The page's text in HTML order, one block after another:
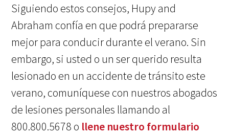
Siguiendo estos consejos, Hupy and
Abraham confía en que podrá prepararse
mejor para conducir durante el verano. Sin
embargo, si usted o un ser querido resulta
lesionado en un accidente de tránsito este
verano, comuníquese con nuestros abogados
de lesiones personales llamando al
800.800.5678 o llene nuestro formulario